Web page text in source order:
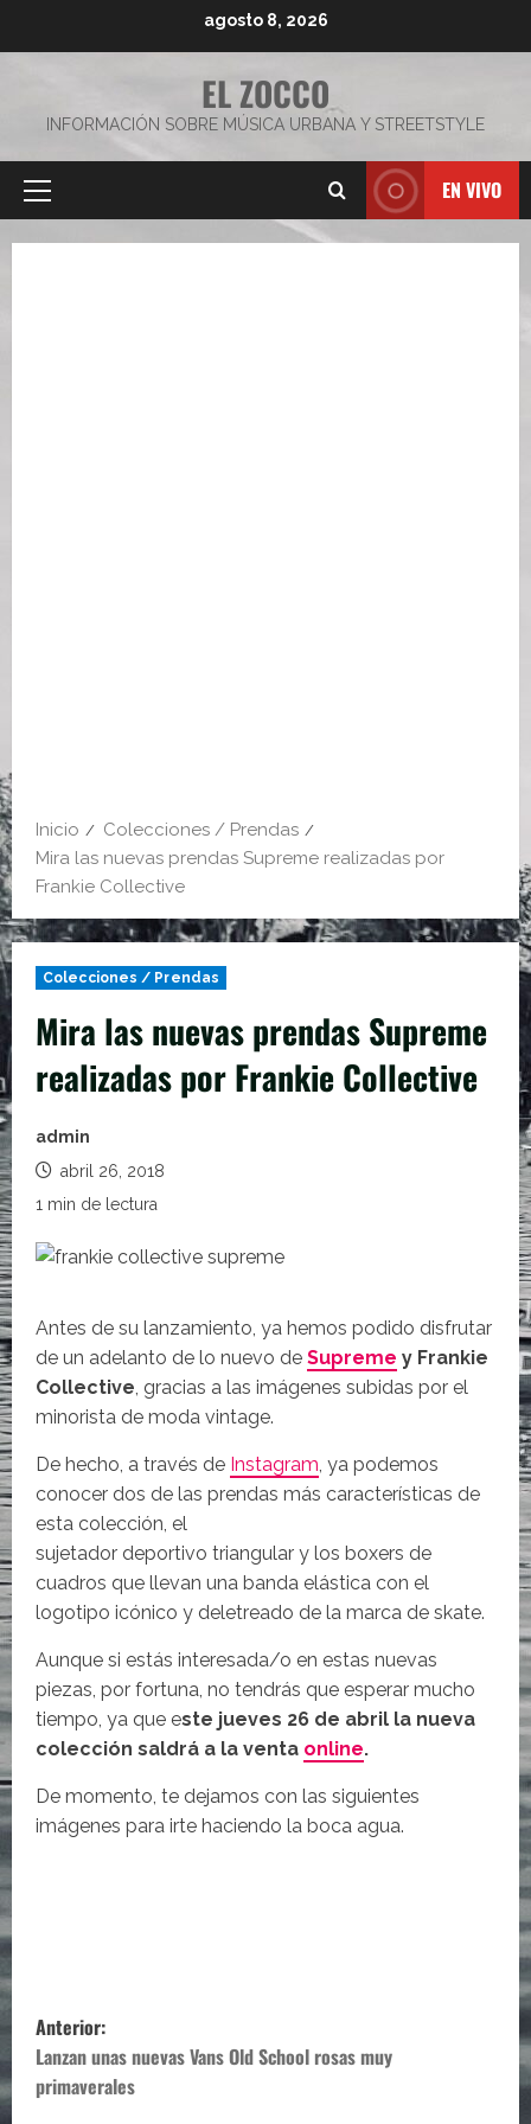
agosto 8, 2026
EL ZOCCO
INFORMACIÓN SOBRE MÚSICA URBANA Y STREETSTYLE
Menú
EN VIVO
Inicio
Colecciones / Prendas
Mira las nuevas prendas Supreme realizadas por
Frankie Collective
Colecciones / Prendas
Mira las nuevas prendas Supreme
realizadas por Frankie Collective
admin
abril 26, 2018
1 min de lectura
Antes de su lanzamiento, ya hemos podido disfrutar
de un adelanto de lo nuevo de Supreme y Frankie
Collective, gracias a las imágenes subidas por el
minorista de moda vintage.
De hecho, a través de Instagram, ya podemos
conocer dos de las prendas más características de
esta colección, el
sujetador deportivo triangular y los boxers de
cuadros que llevan una banda elástica con el
logotipo icónico y deletreado de la marca de skate.
Aunque si estás interesada/o en estas nuevas
piezas, por fortuna, no tendrás que esperar mucho
tiempo, ya que este jueves 26 de abril la nueva
colección saldrá a la venta online.
De momento, te dejamos con las siguientes
imágenes para irte haciendo la boca agua.
N
a
Anterior:
Lanzan unas nuevas Vans Old School rosas muy
primaverales